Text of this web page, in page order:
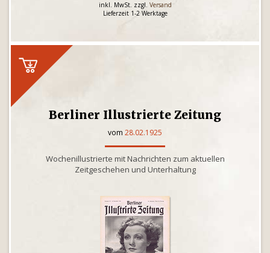
inkl. MwSt. zzgl. Versand
Lieferzeit 1-2 Werktage
Berliner Illustrierte Zeitung
vom 28.02.1925
Wochenillustrierte mit Nachrichten zum aktuellen
Zeitgeschehen und Unterhaltung